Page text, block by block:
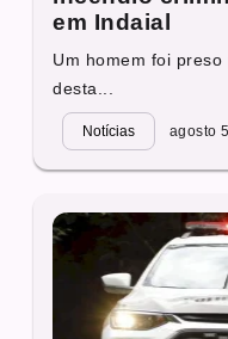
em Indaial
Um homem foi
desta...
Notícias agosto